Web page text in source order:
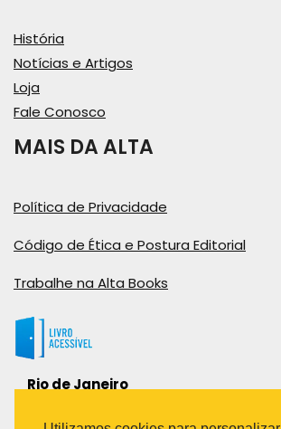
História
Notícias e Artigos
Loja
Fale Conosco
MAIS DA ALTA
Política de Privacidade
Código de Ética e Postura Editorial
Trabalhe na Alta Books
Rio de Janeiro